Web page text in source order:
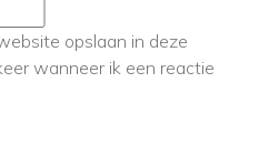
opslaan in deze
wanneer ik een reactie